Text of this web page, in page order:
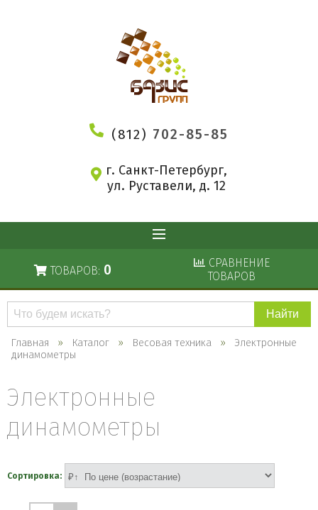
(812) 702-85-85
г. Санкт-Петербург,
ул. Руставели, д. 12
ТОВАРОВ: 0
СРАВНЕНИЕ
ТОВАРОВ
Поиск
каталогу
Главная Каталог Весовая техника
Электронные
динамометры
Электронные
динамометры
Сортировка: